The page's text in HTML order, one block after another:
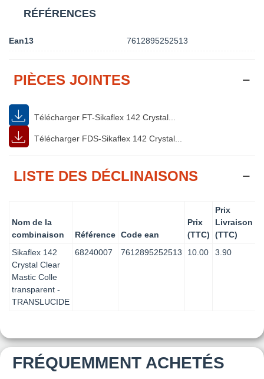
RÉFÉRENCES
Ean13 7612895252513
PIÈCES JOINTES
Télécharger FT-Sikaflex 142 Crystal...
Télécharger FDS-Sikaflex 142 Crystal...
LISTE DES DÉCLINAISONS
Nom de la
combinaison
Référence Code ean
Prix
(TTC)
Prix
Livraison
(TTC)
Sikaflex 142
Crystal Clear
Mastic Colle
transparent -
TRANSLUCIDE
68240007 7612895252513 10.00 3.90
FRÉQUEMMENT ACHETÉS